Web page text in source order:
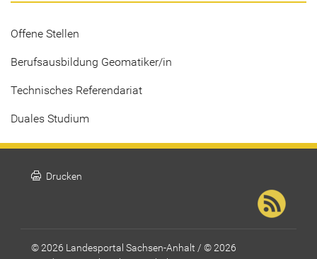
Offene Stellen
Berufsausbildung Geomatiker/in
Technisches Referendariat
Duales Studium
print Drucken
© 2026 Landesportal Sachsen-Anhalt / © 2026